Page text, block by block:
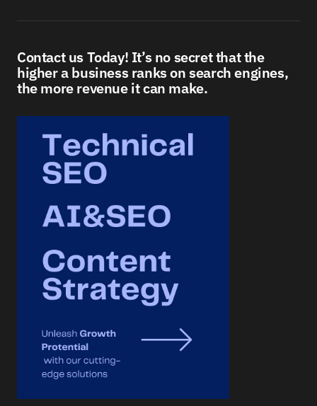
Contact us Today! It’s no secret that the
higher a business ranks on search engines,
the more revenue it can make.